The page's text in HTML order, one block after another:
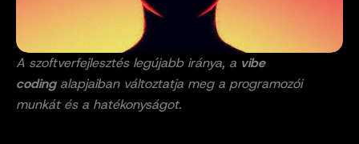
A szoftverfejlesztés legújabb iránya, a vibe
codingalapjaiban változtatja meg a programozói
munkát és a hatékonyságot.